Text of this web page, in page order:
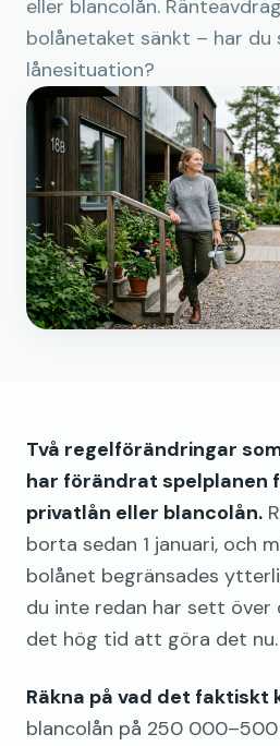
eller blancolån.
bolånetaket sänkt – har
lånesituation?
Två regelförändringar
har förändrat spelplanen
privatlån eller blancolån.
borta sedan 1 januari, och
bolånet begränsades
du inte redan har sett över
det hög tid att göra det nu.
Räkna på vad det faktiskt
blancolån på 250